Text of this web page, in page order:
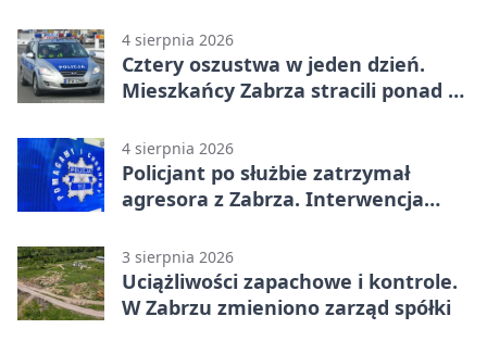
4 sierpnia 2026
Cztery oszustwa w jeden dzień.
Mieszkańcy Zabrza stracili ponad 6
4 sierpnia 2026
Policjant po służbie zatrzymał
agresora z Zabrza. Interwencja
3 sierpnia 2026
Uciążliwości zapachowe i kontrole.
W Zabrzu zmieniono zarząd spółki